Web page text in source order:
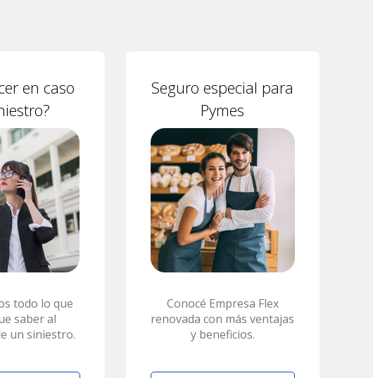
en caso
todo lo que
saber al
un siniestro.
Seguro especial para
Pymes
Conocé Empresa Flex
renovada con más ventajas
y beneficios.